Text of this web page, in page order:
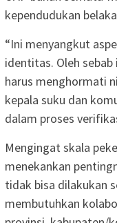
kependudukan
“Ini menyangkut
identitas. Oleh
harus menghormati
kepala suku dan
dalam proses
Mengingat skala
menekankan
tidak bisa dilakukan
membutuhkan